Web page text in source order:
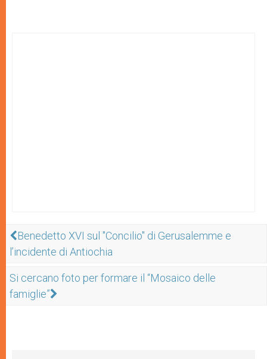
Benedetto XVI sul "Concilio" di Gerusalemme e
l’incidente di Antiochia
Si cercano foto per formare il “Mosaico delle
famiglie”